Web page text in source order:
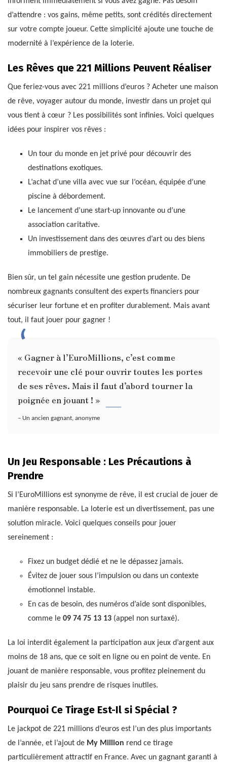
d’attendre : vos gains, même petits, sont crédités directement
sur votre compte joueur. Cette simplicité ajoute une touche de
modernité à l’expérience de la loterie.
Les Rêves que 221 Millions Peuvent Réaliser
Que feriez-vous avec 221 millions d’euros ? Acheter une maison
de rêve, voyager autour du monde, investir dans un projet qui
vous tient à cœur ? Les possibilités sont infinies. Voici quelques
idées pour inspirer vos rêves :
Un tour du monde en jet privé pour découvrir des
destinations exotiques.
L’achat d’une villa avec vue sur l’océan, équipée d’une
piscine à débordement.
Le lancement d’une start-up innovante ou d’une
association caritative.
Un investissement dans des œuvres d’art ou des biens
immobiliers de prestige.
Bien sûr, un tel gain nécessite une gestion prudente. De
nombreux gagnants consultent des experts financiers pour
sécuriser leur fortune et en profiter durablement. Mais avant
tout, il faut jouer pour gagner !
« Gagner à l’EuroMillions, c’est comme
recevoir une clé pour ouvrir toutes les portes
de ses rêves. Mais il faut d’abord tourner la
poignée en jouant ! »
– Un ancien gagnant, anonyme
Un Jeu Responsable : Les Précautions à
Prendre
Si l’EuroMillions est synonyme de rêve, il est crucial de jouer de
manière responsable. La loterie est un divertissement, pas une
solution miracle. Voici quelques conseils pour jouer
sereinement :
Fixez un budget dédié et ne le dépassez jamais.
Évitez de jouer sous l’impulsion ou dans un contexte
émotionnel instable.
En cas de besoin, des numéros d’aide sont disponibles,
comme le 09 74 75 13 13 (appel non surtaxé).
La loi interdit également la participation aux jeux d’argent aux
moins de 18 ans, que ce soit en ligne ou en point de vente. En
jouant de manière responsable, vous profitez pleinement du
plaisir du jeu sans prendre de risques inutiles.
Pourquoi Ce Tirage Est-Il si Spécial ?
Le jackpot de 221 millions d’euros est l’un des plus importants
de l’année, et l’ajout de My Million rend ce tirage
particulièrement attractif en France. Avec un gagnant garanti à